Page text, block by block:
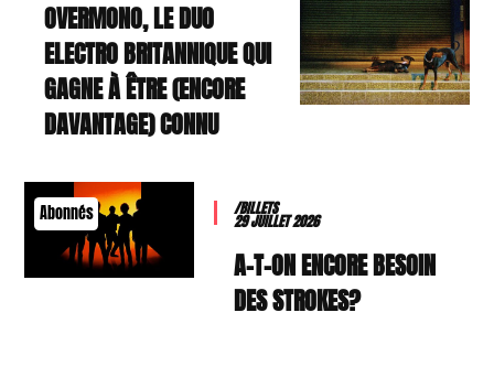
OVERMONO, LE DUO
ELECTRO BRITANNIQUE QUI
GAGNE À ÊTRE (ENCORE
DAVANTAGE) CONNU
Abonnés /BILLETS
29 JUILLET 2026
A-T-ON ENCORE BESOIN
DES STROKES?